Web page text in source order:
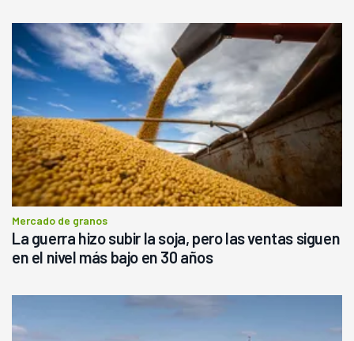
Mercado de granos
La guerra hizo subir la soja, pero las ventas siguen
en el nivel más bajo en 30 años